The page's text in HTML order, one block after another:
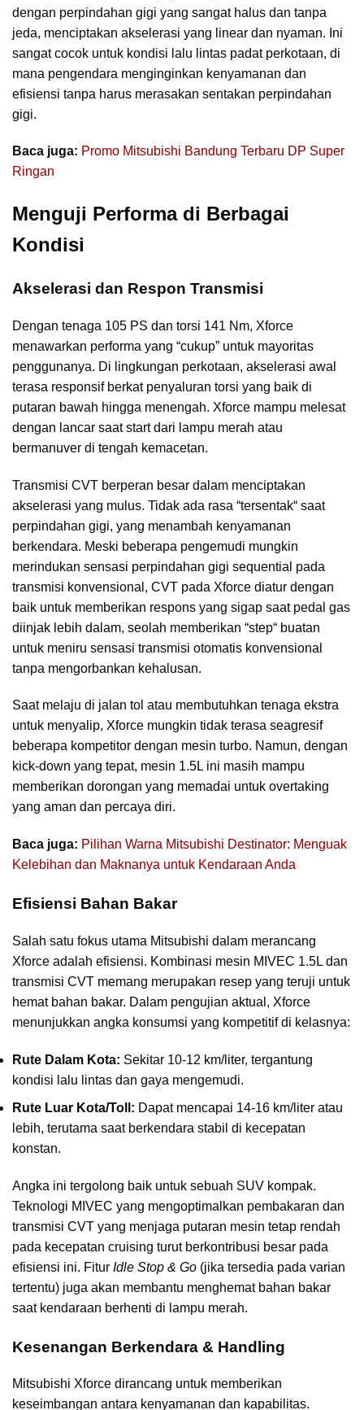
dengan perpindahan gigi yang sangat halus dan tanpa
jeda, menciptakan akselerasi yang linear dan nyaman. Ini
sangat cocok untuk kondisi lalu lintas padat perkotaan, di
mana pengendara menginginkan kenyamanan dan
efisiensi tanpa harus merasakan sentakan perpindahan
gigi.
Baca juga: Promo Mitsubishi Bandung Terbaru DP Super
Ringan
Menguji Performa di Berbagai
Kondisi
Akselerasi dan Respon Transmisi
Dengan tenaga 105 PS dan torsi 141 Nm, Xforce
menawarkan performa yang “cukup” untuk mayoritas
penggunanya. Di lingkungan perkotaan, akselerasi awal
terasa responsif berkat penyaluran torsi yang baik di
putaran bawah hingga menengah. Xforce mampu melesat
dengan lancar saat start dari lampu merah atau
bermanuver di tengah kemacetan.
Transmisi CVT berperan besar dalam menciptakan
akselerasi yang mulus. Tidak ada rasa “tersentak“ saat
perpindahan gigi, yang menambah kenyamanan
berkendara. Meski beberapa pengemudi mungkin
merindukan sensasi perpindahan gigi sequential pada
transmisi konvensional, CVT pada Xforce diatur dengan
baik untuk memberikan respons yang sigap saat pedal gas
diinjak lebih dalam, seolah memberikan “step“ buatan
untuk meniru sensasi transmisi otomatis konvensional
tanpa mengorbankan kehalusan.
Saat melaju di jalan tol atau membutuhkan tenaga ekstra
untuk menyalip, Xforce mungkin tidak terasa seagresif
beberapa kompetitor dengan mesin turbo. Namun, dengan
kick-down yang tepat, mesin 1.5L ini masih mampu
memberikan dorongan yang memadai untuk overtaking
yang aman dan percaya diri.
Baca juga: Pilihan Warna Mitsubishi Destinator: Menguak
Kelebihan dan Maknanya untuk Kendaraan Anda
Efisiensi Bahan Bakar
Salah satu fokus utama Mitsubishi dalam merancang
Xforce adalah efisiensi. Kombinasi mesin MIVEC 1.5L dan
transmisi CVT memang merupakan resep yang teruji untuk
hemat bahan bakar. Dalam pengujian aktual, Xforce
menunjukkan angka konsumsi yang kompetitif di kelasnya:
Rute Dalam Kota: Sekitar 10-12 km/liter, tergantung
kondisi lalu lintas dan gaya mengemudi.
Rute Luar Kota/Toll: Dapat mencapai 14-16 km/liter atau
lebih, terutama saat berkendara stabil di kecepatan
konstan.
Angka ini tergolong baik untuk sebuah SUV kompak.
Teknologi MIVEC yang mengoptimalkan pembakaran dan
transmisi CVT yang menjaga putaran mesin tetap rendah
pada kecepatan cruising turut berkontribusi besar pada
efisiensi ini. Fitur Idle Stop & Go (jika tersedia pada varian
tertentu) juga akan membantu menghemat bahan bakar
saat kendaraan berhenti di lampu merah.
Kesenangan Berkendara & Handling
Mitsubishi Xforce dirancang untuk memberikan
keseimbangan antara kenyamanan dan kapabilitas.